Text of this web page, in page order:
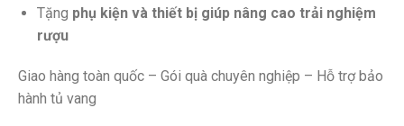
Tặng phụ kiện và thiết bị giúp nâng cao trải nghiệm
rượu
Giao hàng toàn quốc – Gói quà chuyên nghiệp – Hỗ trợ bảo
hành tủ vang